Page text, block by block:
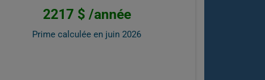
2217 $ /année
Prime calculée en juin 2026